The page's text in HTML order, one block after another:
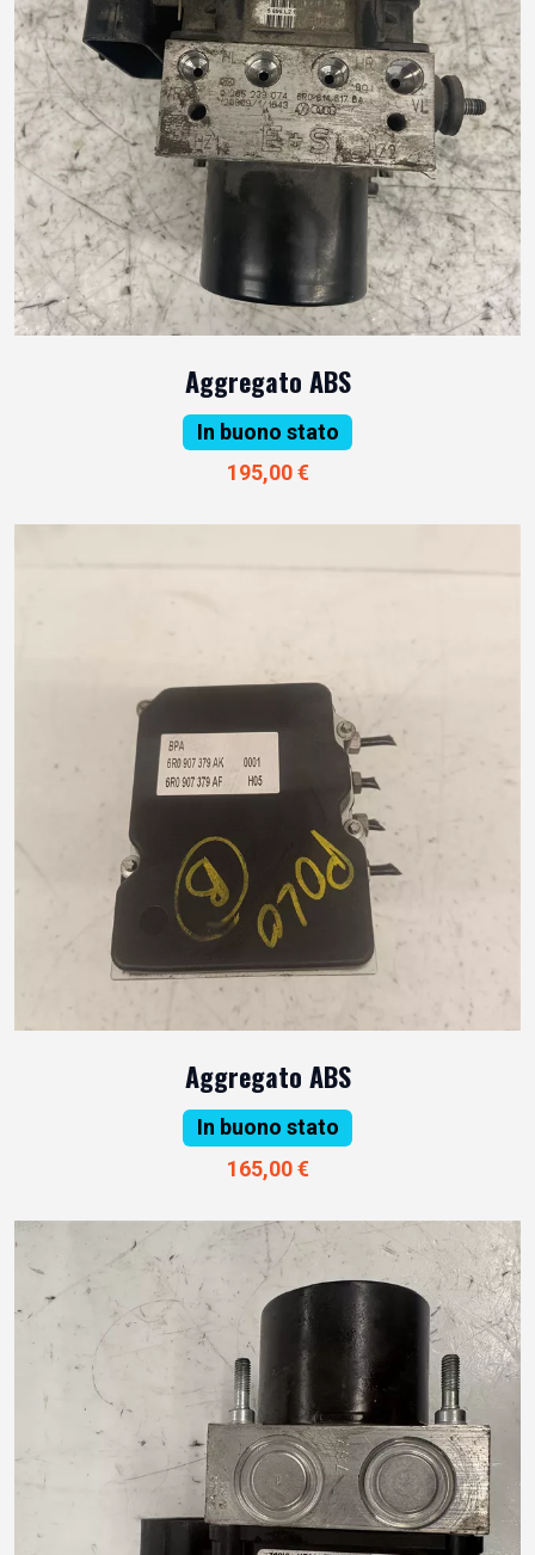
Aggregato ABS
In buono stato
195,00 €
Aggregato ABS
In buono stato
165,00 €